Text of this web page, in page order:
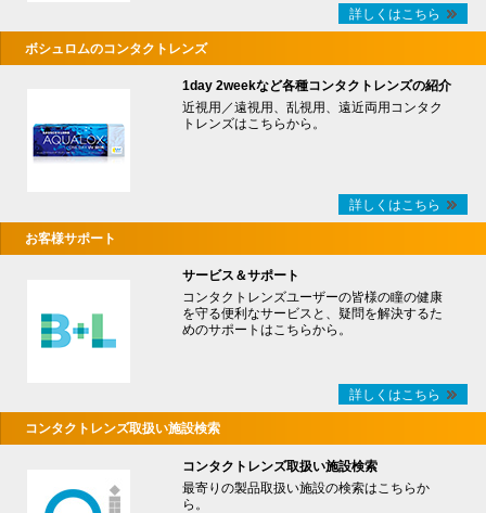
詳しくはこちら
ボシュロムのコンタクトレンズ
1day 2weekなど各種コンタクトレンズの紹介
近視用／遠視用、乱視用、遠近両用コンタク
トレンズはこちらから。
詳しくはこちら
お客様サポート
サービス＆サポート
コンタクトレンズユーザーの皆様の瞳の健康
を守る便利なサービスと、疑問を解決するた
めのサポートはこちらから。
詳しくはこちら
コンタクトレンズ取扱い施設検索
コンタクトレンズ取扱い施設検索
最寄りの製品取扱い施設の検索はこちらか
ら。